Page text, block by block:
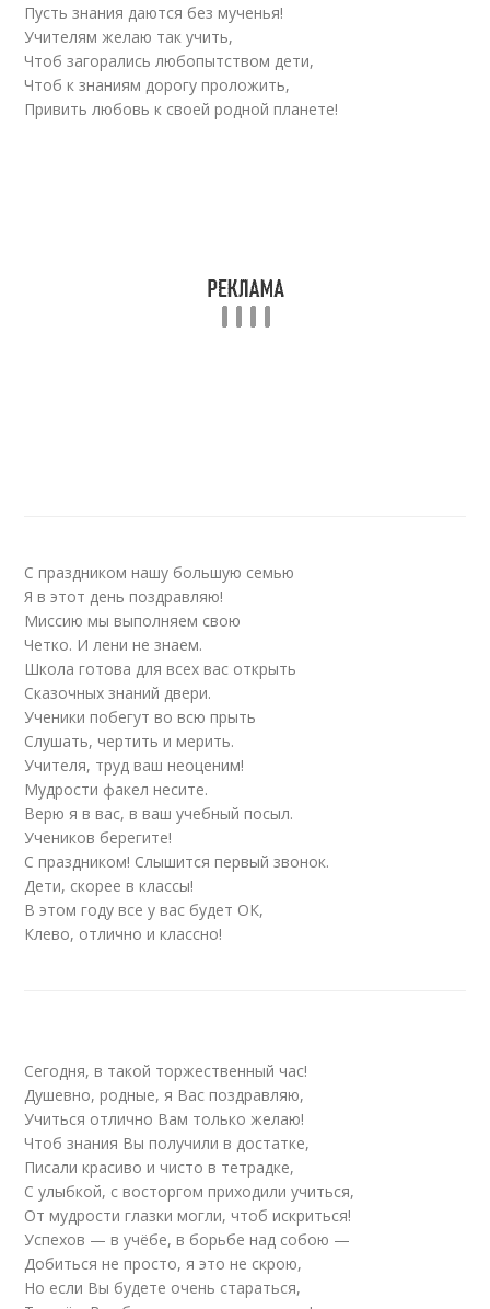
Пусть знания даются без мученья!
Учителям желаю так учить,
Чтоб загорались любопытством дети,
Чтоб к знаниям дорогу проложить,
Привить любовь к своей родной планете!
С праздником нашу большую семью
Я в этот день поздравляю!
Миссию мы выполняем свою
Четко. И лени не знаем.
Школа готова для всех вас открыть
Сказочных знаний двери.
Ученики побегут во всю прыть
Слушать, чертить и мерить.
Учителя, труд ваш неоценим!
Мудрости факел несите.
Верю я в вас, в ваш учебный посыл.
Учеников берегите!
С праздником! Слышится первый звонок.
Дети, скорее в классы!
В этом году все у вас будет ОК,
Клево, отлично и классно!
Сегодня, в такой торжественный час!
Душевно, родные, я Вас поздравляю,
Учиться отлично Вам только желаю!
Чтоб знания Вы получили в достатке,
Писали красиво и чисто в тетрадке,
С улыбкой, с восторгом приходили учиться,
От мудрости глазки могли, чтоб искриться!
Успехов — в учёбе, в борьбе над собою —
Добиться не просто, я это не скрою,
Но если Вы будете очень стараться,